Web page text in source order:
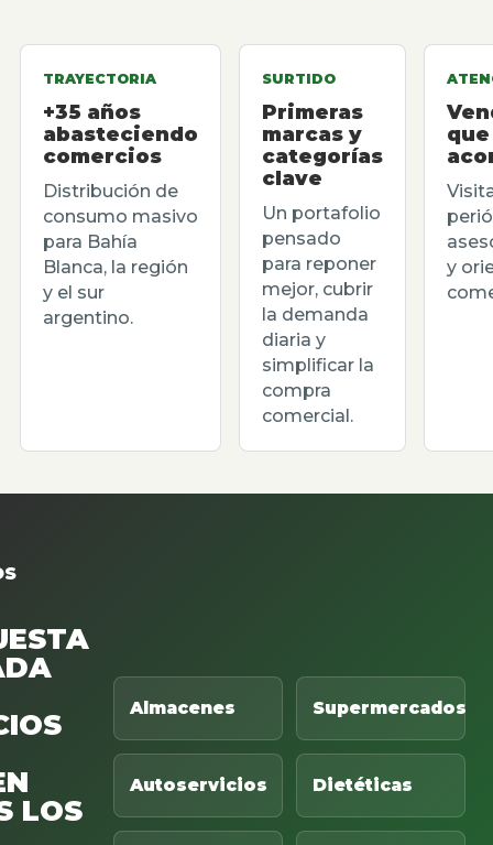
TRAYECTORIA
+35 años
abasteciendo
comercios
Distribución de
consumo masivo
para Bahía
Blanca, la región
y el sur
argentino.
SURTIDO
Primeras
marcas y
categorías
clave
Un portafolio
pensado
para reponer
mejor, cubrir
la demanda
diaria y
simplificar la
compra
comercial.
que
y
LOS
Almacenes Supermercados
Autoservicios Dietéticas